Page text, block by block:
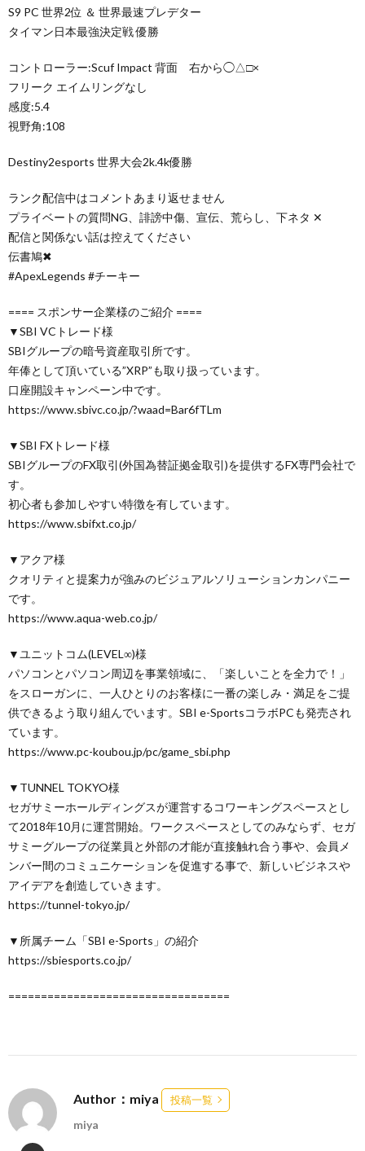
S9 PC 世界2位 ＆ 世界最速プレデター
タイマン日本最強決定戦 優勝
コントローラー:Scuf Impact 背面 右から◯△□×
フリーク エイムリングなし
感度:5.4
視野角:108
Destiny2esports 世界大会2k.4k優勝
ランク配信中はコメントあまり返せません
プライベートの質問NG、誹謗中傷、宣伝、荒らし、下ネタ ✕
配信と関係ない話は控えてください
伝書鳩✖
#ApexLegends #チーキー
==== スポンサー企業様のご紹介 ====
▼SBI VCトレード様
SBIグループの暗号資産取引所です。
年俸として頂いている”XRP”も取り扱っています。
口座開設キャンペーン中です。
https://www.sbivc.co.jp/?waad=Bar6fTLm
▼SBI FXトレード様
SBIグループのFX取引(外国為替証拠金取引)を提供するFX専門会社で
す。
初心者も参加しやすい特徴を有しています。
https://www.sbifxt.co.jp/
▼アクア様
クオリティと提案力が強みのビジュアルソリューションカンパニー
です。
https://www.aqua-web.co.jp/
▼ユニットコム(LEVEL∞)様
パソコンとパソコン周辺を事業領域に、「楽しいことを全力で！」
をスローガンに、一人ひとりのお客様に一番の楽しみ・満足をご提
供できるよう取り組んでいます。SBI e-SportsコラボPCも発売され
ています。
https://www.pc-koubou.jp/pc/game_sbi.php
▼TUNNEL TOKYO様
セガサミーホールディングスが運営するコワーキングスペースとし
て2018年10月に運営開始。ワークスペースとしてのみならず、セガ
サミーグループの従業員と外部の才能が直接触れ合う事や、会員メ
ンバー間のコミュニケーションを促進する事で、新しいビジネスや
アイデアを創造していきます。
https://tunnel-tokyo.jp/
▼所属チーム「SBI e-Sports」の紹介
https://sbiesports.co.jp/
==================================
Author：miya 投稿一覧
miya